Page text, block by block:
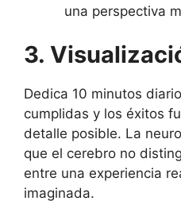
una perspectiva
3.
Dedica 10 minutos
cumplidas y los éxitos
detalle posible. La
que el cerebro no
entre una experiencia
imaginada.